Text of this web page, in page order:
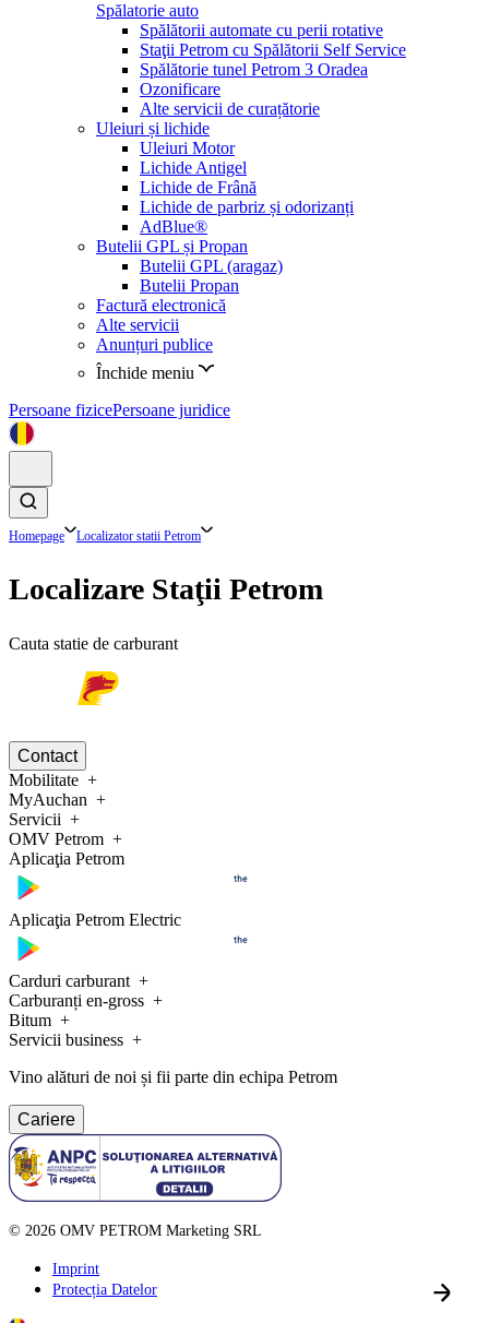
Spălatorie auto
Spălătorii automate cu perii rotative
Staţii Petrom cu Spălătorii Self Service
Spălătorie tunel Petrom 3 Oradea
Ozonificare
Alte servicii de curațătorie
Uleiuri și lichide
Uleiuri Motor
Lichide Antigel
Lichide de Frână
Lichide de parbriz și odorizanți
AdBlue®
Butelii GPL și Propan
Butelii GPL (aragaz)
Butelii Propan
Factură electronică
Alte servicii
Anunțuri publice
Închide meniu
Persoane fizicePersoane juridice
Homepage Localizator statii Petrom
Localizare Staţii Petrom
Cauta statie de carburant
Contact
Mobilitate
MyAuchan
Servicii
OMV Petrom
Aplicaţia Petrom
Aplicaţia Petrom Electric
Carduri carburant
Carburanți en-gross
Bitum
Servicii business
Vino alături de noi și fii parte din echipa Petrom
Cariere
© 2026 OMV PETROM Marketing SRL
Imprint
Protecția Datelor